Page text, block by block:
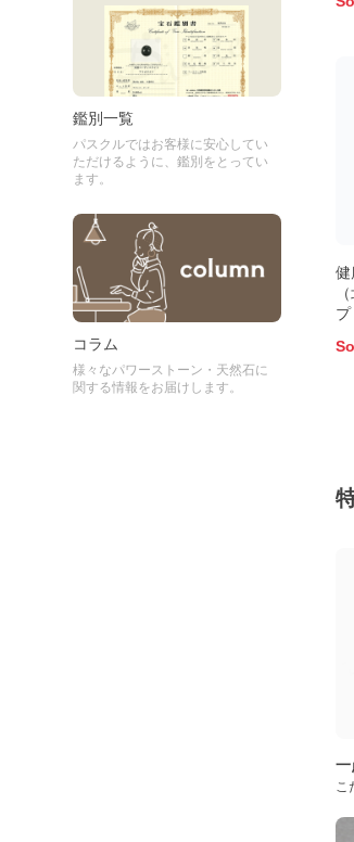
鑑別一覧
パスクルではお客様に安心してい
ただけるように、鑑別をとってい
ます。
コラム
様々なパワーストーン・天然石に
関する情報をお届けします。
健
プ
一
こ